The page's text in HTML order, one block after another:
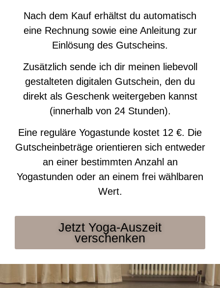
Nach dem Kauf erhältst du automatisch
eine Rechnung sowie eine Anleitung zur
Einlösung des Gutscheins.
Zusätzlich sende ich dir meinen liebevoll
gestalteten digitalen Gutschein, den du
direkt als Geschenk weitergeben kannst
(innerhalb von 24 Stunden).
Eine reguläre Yogastunde kostet 12 €. Die
Gutscheinbeträge orientieren sich entweder
an einer bestimmten Anzahl an
Yogastunden oder an einem frei wählbaren
Wert.
Jetzt Yoga-Auszeit
verschenken